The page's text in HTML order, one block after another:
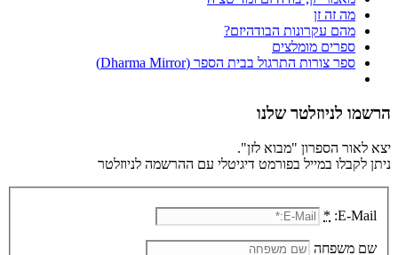
מה זה זן
מהם עקרונות הבודהיזם?
ספרים מומלצים
ספר צורות התרגול בבית הספר (Dharma Mirror)
הרשמו לניוזלטר שלנו
יצא לאור הספרון "מבוא לזן".
ניתן לקבלו במייל בפורמט דיגיטלי עם ההרשמה לניוזלטר
E-Mail:
*
שם משפחה